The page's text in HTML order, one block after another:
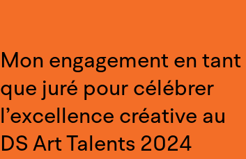
Mon engagement en tant
que juré pour célébrer
l’excellence créative au
DS Art Talents 2024